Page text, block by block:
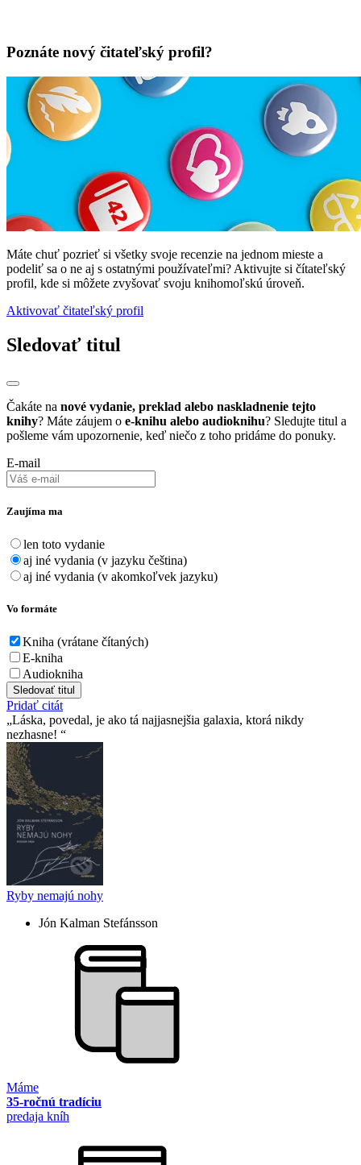
Poznáte nový čitateľský profil?
Máte chuť pozrieť si všetky svoje recenzie na jednom mieste a
podeliť sa o ne aj s ostatnými používateľmi? Aktivujte si čítateľský
profil, kde si môžete zvyšovať svoju knihomoľskú úroveň.
Aktivovať čitateľský profil
Sledovať titul
Čakáte na nové vydanie, preklad alebo naskladnenie tejto
knihy? Máte záujem o e-knihu alebo audioknihu? Sledujte titul a
pošleme vám upozornenie, keď niečo z toho pridáme do ponuky.
E-mail
Zaujíma ma
len toto vydanie
aj iné vydania (v jazyku čeština)
aj iné vydania (v akomkoľvek jazyku)
Vo formáte
Kniha (vrátane čítaných)
E-kniha
Audiokniha
Sledovať titul
Pridať citát
Láska, povedal, je ako tá najjasnejšia galaxia, ktorá nikdy
nezhasne!
Ryby nemajú nohy
Jón Kalman Stefánsson
Máme
35-ročnú tradíciu
predaja kníh